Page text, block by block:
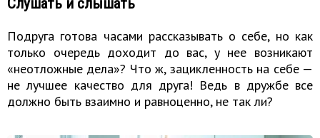
Подруга готова часами рассказывать о себе, но как
только очередь доходит до вас, у нее возникают
«неотложные дела»? Что ж, зацикленность на себе —
не лучшее качество для друга! Ведь в дружбе все
должно быть взаимно и равноценно, не так ли?